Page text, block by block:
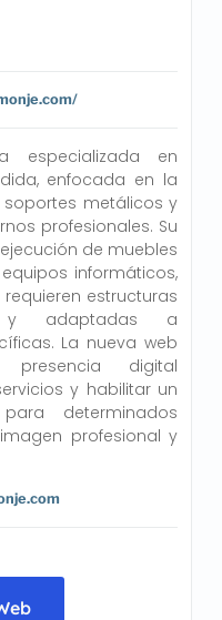
especializada en
enfocada en la
metálicos y
profesionales. Su
de muebles
informáticos,
estructuras
y adaptadas a
La nueva web
digital
y habilitar un
determinados
profesional y